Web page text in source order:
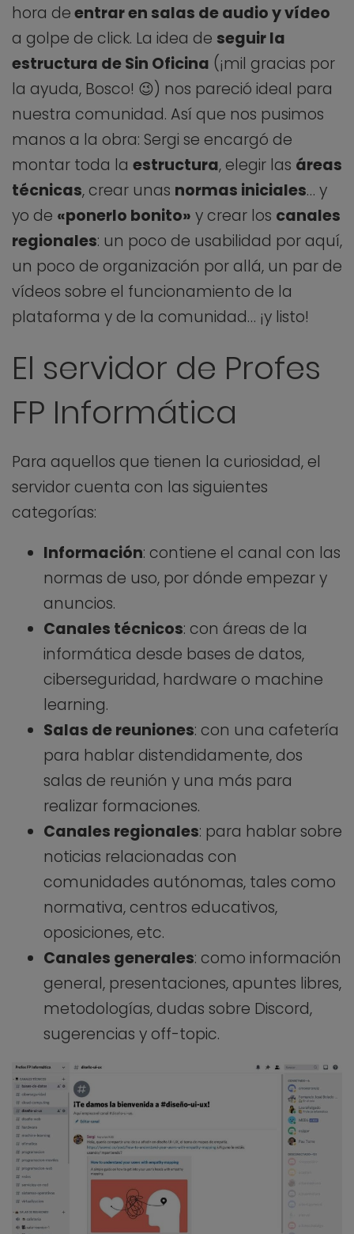
hora deentrar en salas de audio y vídeo
a golpe de click. La idea de seguir la
estructura de Sin Oficina (¡mil gracias por
la ayuda, Bosco! 😉) nos pareció ideal para
nuestra comunidad. Así que nos pusimos
manos a la obra: Sergi se encargó de
montar toda la estructura, elegir las áreas
técnicas, crear unas normas iniciales… y
yo de «ponerlo bonito» y crear los canales
regionales: un poco de usabilidad por aquí,
un poco de organización por allá, un par de
vídeos sobre el funcionamiento de la
plataforma y de la comunidad… ¡y listo!
El servidor de Profes
FP Informática
Para aquellos que tienen la curiosidad, el
servidor cuenta con las siguientes
categorías:
Información: contiene el canal con las
normas de uso, por dónde empezar y
anuncios.
Canales técnicos: con áreas de la
informática desde bases de datos,
ciberseguridad, hardware o machine
learning.
Salas de reuniones: con una cafetería
para hablar distendidamente, dos
salas de reunión y una más para
realizar formaciones.
Canales regionales: para hablar sobre
noticias relacionadas con
comunidades autónomas, tales como
normativa, centros educativos,
oposiciones, etc.
Canales generales: como información
general, presentaciones, apuntes libres,
metodologías, dudas sobre Discord,
sugerencias y off-topic.